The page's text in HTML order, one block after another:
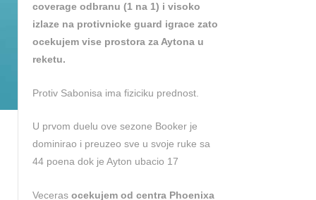
coverage odbranu (1 na 1) i visoko
izlaze na protivnicke guard igrace zato
ocekujem vise prostora za Aytona u
reketu.
Protiv Sabonisa ima fiziciku prednost.
U prvom duelu ove sezone Booker je
dominirao i preuzeo sve u svoje ruke sa
44 poena dok je Ayton ubacio 17
Veceras ocekujem od centra Phoenixa